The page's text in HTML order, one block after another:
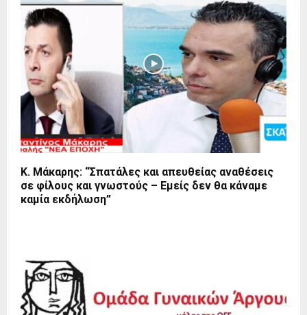
Κ. Μάκαρης: “Σπατάλες και απευθείας αναθέσεις
σε φίλους και γνωστούς – Εμείς δεν θα κάναμε
καμία εκδήλωση”